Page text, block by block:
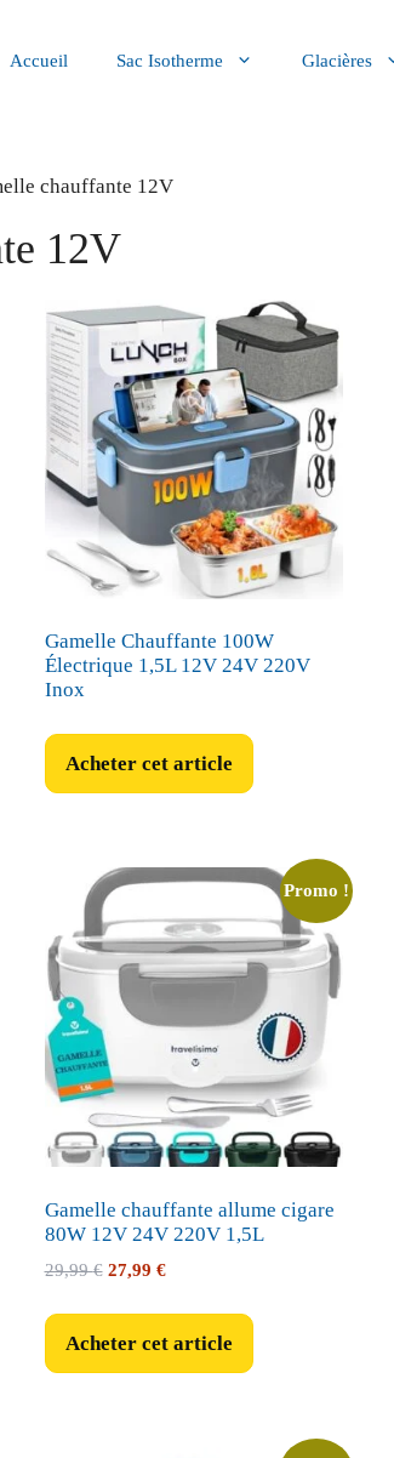
Accueil Sac Isotherme Glacières
chauffante 12V
12V
Gamelle Chauffante 100W
Électrique 1,5L 12V 24V 220V
Inox
Acheter cet article
Promo !
Gamelle chauffante allume cigare
80W 12V 24V 220V 1,5L
29,99€ Le
était :
27,99 €Le
est :
Acheter cet article